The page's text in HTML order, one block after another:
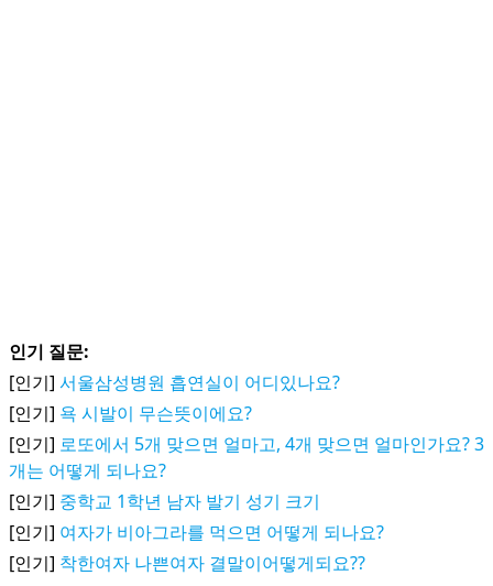
인기 질문:
[인기] 서울삼성병원 흡연실이 어디있나요?
[인기] 욕 시발이 무슨뜻이에요?
[인기] 로또에서 5개 맞으면 얼마고, 4개 맞으면 얼마인가요? 3
개는 어떻게 되나요?
[인기] 중학교 1학년 남자 발기 성기 크기
[인기] 여자가 비아그라를 먹으면 어떻게 되나요?
[인기] 착한여자 나쁜여자 결말이어떻게되요??